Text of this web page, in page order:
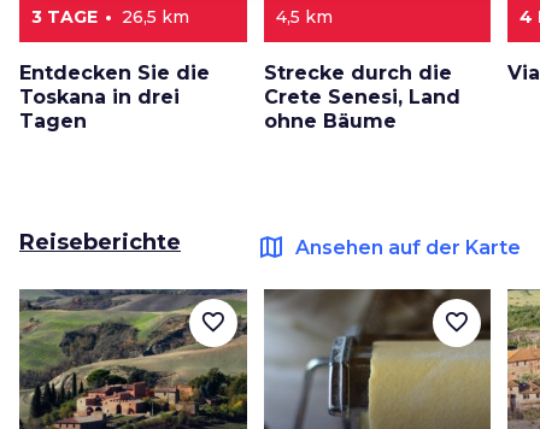
3 TAGE 26,5 km
Entdecken Sie die
Toskana in drei
Tagen
4,5 km
Strecke durch die
Crete Senesi, Land
ohne Bäume
4
Reiseberichte map Ansehen auf der Karte
favorite_border favorite_border